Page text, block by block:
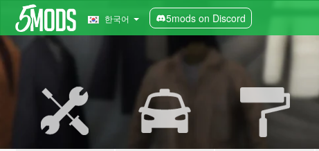
한국어 5mods on Discord